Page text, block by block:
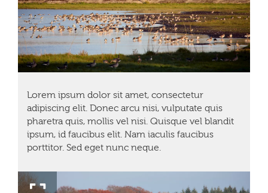
Lorem ipsum dolor sit amet, consectetur
adipiscing elit. Donec arcu nisi, vulputate quis
pharetra quis, mollis vel nisi. Quisque vel blandit
ipsum, id faucibus elit. Nam iaculis faucibus
porttitor. Sed eget nunc neque.